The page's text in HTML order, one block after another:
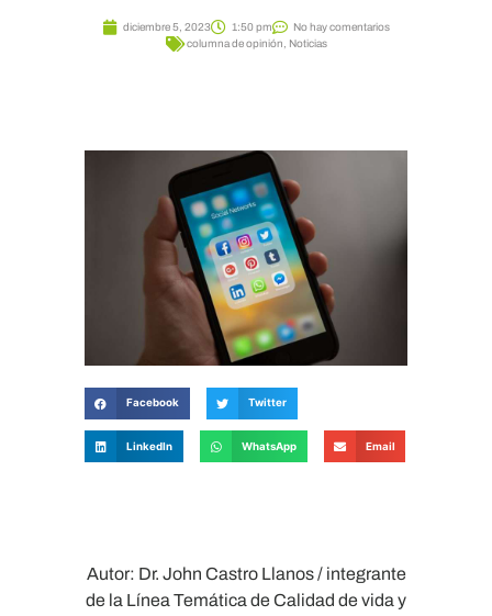
diciembre 5, 2023 1:50 pm
No hay comentarios
columna de opinión
Noticias
Facebook Twitter
LinkedIn WhatsApp Email
Autor: Dr. John Castro Llanos / integrante
de la Línea Temática de Calidad de vida y